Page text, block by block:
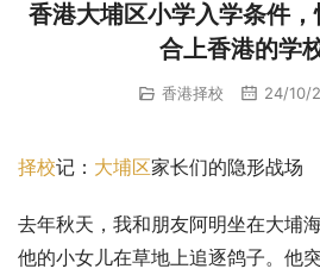
香港大埔区小学入学条件
合上香港的学
香港择校 24/10/
择校记： 大埔区家长们的隐形战场
去年秋天，我和朋友阿明坐在大埔
他的小女儿在草地上追逐鸽子。他